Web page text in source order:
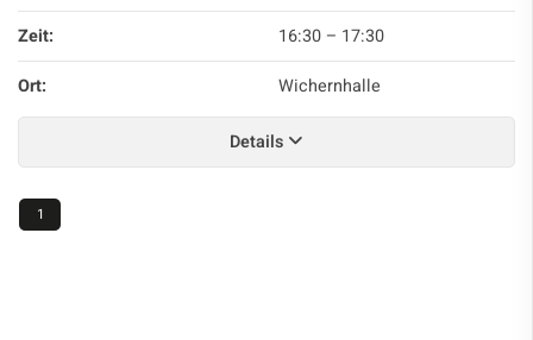
Zeit:
16:30 – 17:30
Ort:
Wichernhalle
Details
1